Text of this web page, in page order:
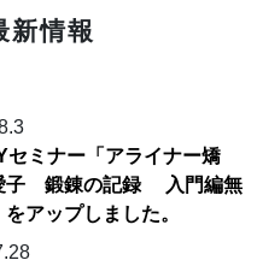
情報
ミナー「アライナー矯
子 鍛錬の記録 入門編無
アップしました。